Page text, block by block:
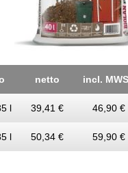
netto incl.
l 39,41 € 46,90 €
l 50,34 € 59,90 €